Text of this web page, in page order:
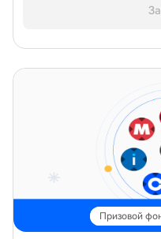
Призовой